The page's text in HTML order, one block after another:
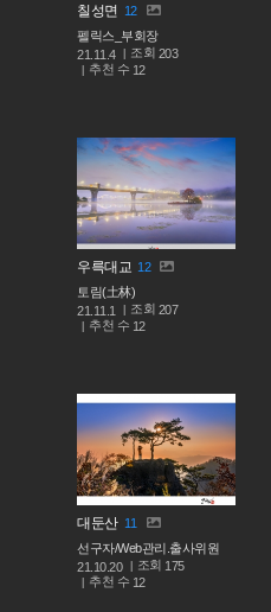
칠성면 12
펠릭스_부회장
21.11.4
조회 203
추천 수 12
우륵대교 12
토림(土林)
21.11.1
조회 207
추천 수 12
대둔산 11
선구자/Web관리.출사위원
21.10.20
조회 175
추천 수 12